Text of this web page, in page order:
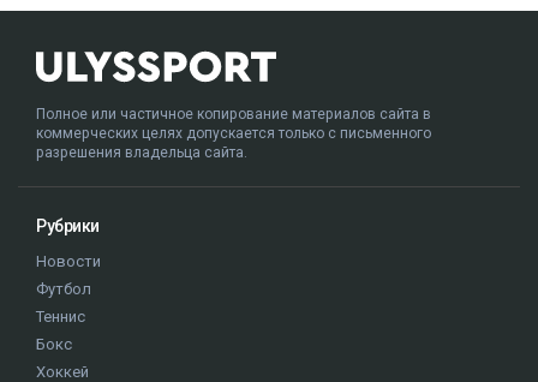
Полное или частичное копирование материалов сайта в
коммерческих целях допускается только с письменного
разрешения владельца сайта.
Рубрики
Новости
Футбол
Теннис
Бокс
Хоккей